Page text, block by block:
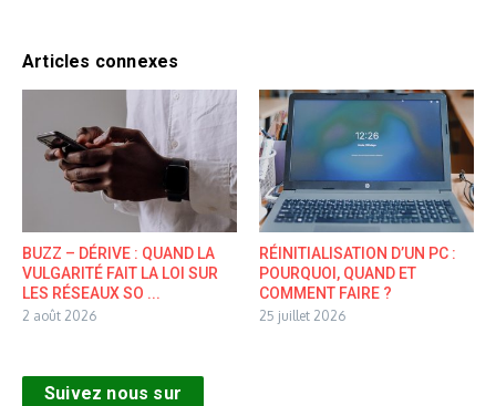
Articles connexes
BUZZ – DÉRIVE : QUAND LA
VULGARITÉ FAIT LA LOI SUR
LES RÉSEAUX SO ...
2 août 2026
RÉINITIALISATION D’UN PC :
POURQUOI, QUAND ET
COMMENT FAIRE ?
25 juillet 2026
Suivez nous sur